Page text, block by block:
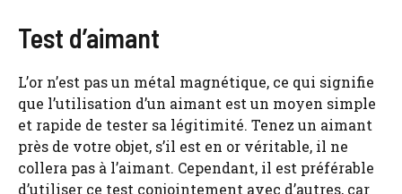
Test d’aimant
L’or n’est pas un métal magnétique, ce qui signifie
que l’utilisation d’un aimant est un moyen simple
et rapide de tester sa légitimité. Tenez un aimant
près de votre objet, s’il est en or véritable, il ne
collera pas à l’aimant. Cependant, il est préférable
d’utiliser ce test conjointement avec d’autres, car